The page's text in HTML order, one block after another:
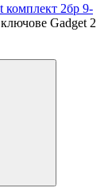
2бр 9-
Gadget 2